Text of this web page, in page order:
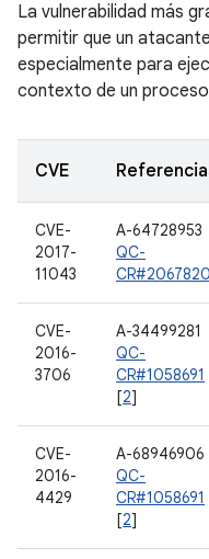
La vulnerabilidad más
permitir que un
especialmente para
contexto de un
CVE
CVE-
2017-
11043
A-64728953
QC-
CR#2067820
CVE-
2016-
3706
A-34499281
QC-
CR#1058691
[2]
CVE-
2016-
4429
A-68946906
QC-
CR#1058691
[2]